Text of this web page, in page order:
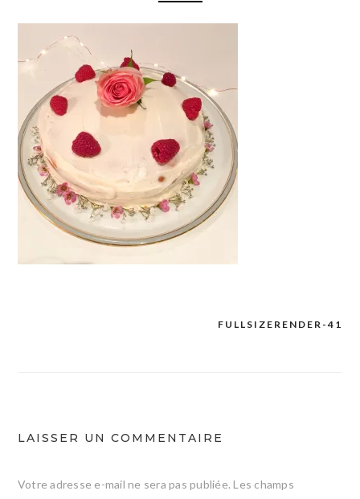
FULLSIZERENDER-41
LAISSER UN COMMENTAIRE
Votre adresse e-mail ne sera pas publiée. Les champs